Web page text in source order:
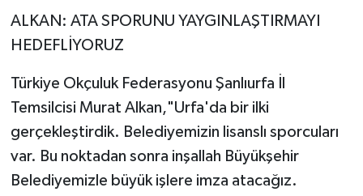
ALKAN: ATA SPORUNU YAYGINLAŞTIRMAYI
HEDEFLİYORUZ
Türkiye Okçuluk Federasyonu Şanlıurfa İl
Temsilcisi Murat Alkan,"Urfa'da bir ilki
gerçekleştirdik. Belediyemizin lisanslı sporcuları
var. Bu noktadan sonra inşallah Büyükşehir
Belediyemizle büyük işlere imza atacağız.